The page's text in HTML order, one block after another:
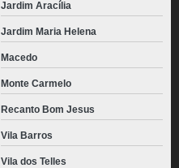
Jardim Aracília
Jardim Maria Helena
Macedo
Monte Carmelo
Recanto Bom Jesus
Vila Barros
Vila dos Telles